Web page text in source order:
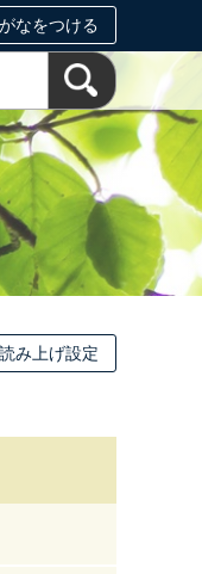
なをつける
読み上げ設定